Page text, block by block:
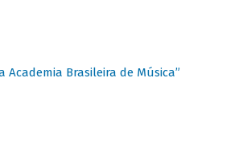
Brasileira de Música”